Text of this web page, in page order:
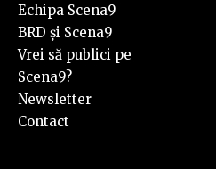
Echipa Scena9
BRD și Scena9
Vrei să publici pe
Scena9?
Newsletter
Contact